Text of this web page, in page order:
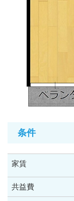
条件
家賃
共益費